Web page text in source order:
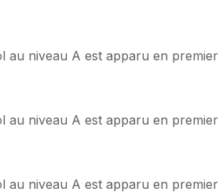
au niveau A est apparu en premier
au niveau A est apparu en premier
au niveau A est apparu en premier